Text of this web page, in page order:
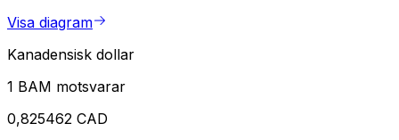
Visa diagram
Kanadensisk dollar
1 BAM motsvarar
0,825462 CAD